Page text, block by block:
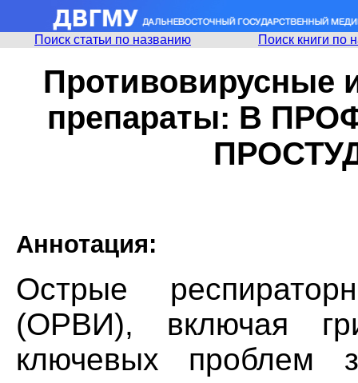
Поиск статьи по названию Поиск книги по
Противовирусные
препараты: В
Аннотация:
Острые
(ОРВИ), включая
ключевых проблем